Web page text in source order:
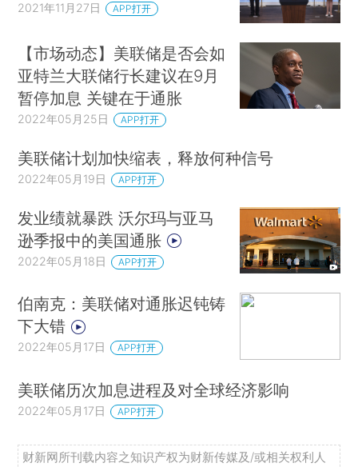
2021年11月27日 APP打开
【市场动态】美联储是否会如
亚特兰大联储行长建议在9月
暂停加息 关键在于通胀
2022年05月25日 APP打开
美联储计划加快缩表，释放何种信号
2022年05月19日 APP打开
发业绩就暴跌 沃尔玛与亚马
逊季报中的美国通胀
2022年05月18日 APP打开
伯南克：美联储对通胀迟钝铸
下大错
2022年05月17日 APP打开
美联储历次加息进程及对全球经济影响
2022年05月17日 APP打开
财新网所刊载内容之知识产权为财新传媒及/或相关权利人